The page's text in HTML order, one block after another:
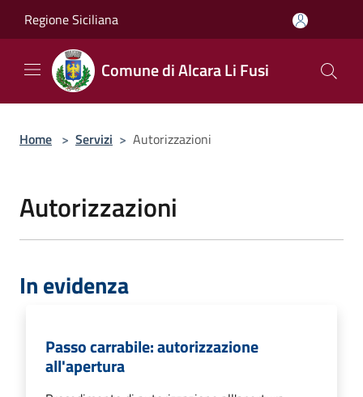
Regione Siciliana
Comune di Alcara Li Fusi
Home > Servizi > Autorizzazioni
Autorizzazioni
In evidenza
Passo carrabile: autorizzazione
all'apertura